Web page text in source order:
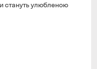
стануть улюбленою